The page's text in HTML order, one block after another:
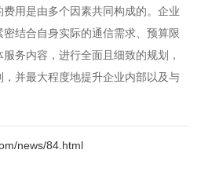
用是由多个因素共同构成的。企业
结合自身实际的通信需求、预算限
务内容，进行全面且细致的规划，
并最大程度地提升企业内部以及与
news/84.html